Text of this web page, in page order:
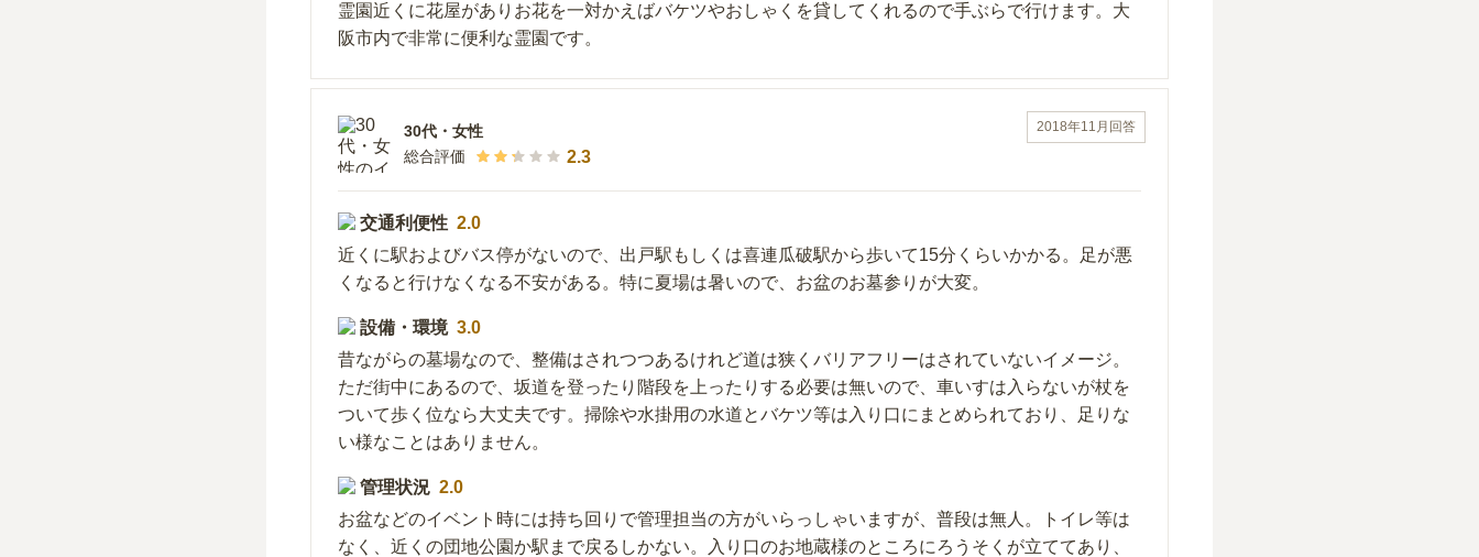
霊園近くに花屋がありお花を一対かえばバケツやおしゃくを貸してくれるので手ぶらで行けます。大
阪市内で非常に便利な霊園です。
2018年11月 回答
30代 ・ 女性
総合評価
2.3
交通利便性 2.0
近くに駅およびバス停がないので、出戸駅もしくは喜連瓜破駅から歩いて15分くらいかかる。足が悪
くなると行けなくなる不安がある。特に夏場は暑いので、お盆のお墓参りが大変。
設備・環境 3.0
昔ながらの墓場なので、整備はされつつあるけれど道は狭くバリアフリーはされていないイメージ。
ただ街中にあるので、坂道を登ったり階段を上ったりする必要は無いので、車いすは入らないが杖を
ついて歩く位なら大丈夫です。掃除や水掛用の水道とバケツ等は入り口にまとめられており、足りな
い様なことはありません。
管理状況 2.0
お盆などのイベント時には持ち回りで管理担当の方がいらっしゃいますが、普段は無人。トイレ等は
なく、近くの団地公園か駅まで戻るしかない。入り口のお地蔵様のところにろうそくが立ててあり、